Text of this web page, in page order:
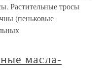
Растительные тросы
(пеньковые
масла-